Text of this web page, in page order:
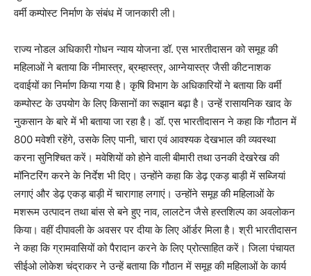
वर्मी कम्पोस्ट निर्माण के संबंध में जानकारी ली।
राज्य नोडल अधिकारी गोधन न्याय योजना डॉ. एस भारतीदासन को समूह की
महिलाओं ने बताया कि नीमास्त्र, ब्रम्हास्त्र, आग्नेयास्त्र जैसी कीटनाशक
दवाईयों का निर्माण किया गया है। कृषि विभाग के अधिकारियों ने बताया कि वर्मी
कम्पोस्ट के उपयोग के लिए किसानों का रूझान बढ़ा है। उन्हें रासायनिक खाद के
नुकसान के बारे में भी बताया जा रहा है। डॉ. एस भारतीदासन ने कहा कि गौठान में
800 मवेशी रहेंगे, उसके लिए पानी, चारा एवं आवश्यक देखभाल की व्यवस्था
करना सुनिश्चित करें। मवेशियों को होने वाली बीमारी तथा उनकी देखरेख की
मॉनिटरिंग करने के निर्देश भी दिए। उन्होंने कहा कि डेढ़ एकड़ बाड़ी में सब्जियां
लगाएं और डेढ़ एकड़ बाड़ी में चारागाह लगाएं। उन्होंने समूह की महिलाओं के
मशरूम उत्पादन तथा बांस से बने हुए नाव, लालटेन जैसे हस्तशिल्प का अवलोकन
किया। वहीं दीपावली के अवसर पर दीया के लिए ऑर्डर मिला है। श्री भारतीदासन
ने कहा कि ग्रामवासियों को पैरादान करने के लिए प्रोत्साहित करें। जिला पंचायत
सीईओ लोकेश चंद्राकर ने उन्हें बताया कि गौठान में समूह की महिलाओं के कार्य